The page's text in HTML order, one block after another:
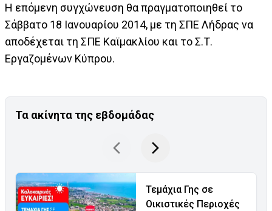
Η επόμενη συγχώνευση θα πραγματοποιηθεί το
Σάββατο 18 Ιανουαρίου 2014, με τη ΣΠΕ Λήδρας να
αποδέχεται τη ΣΠΕ Καϊμακλίου και το Σ.Τ.
Εργαζομένων Κύπρου.
Τα ακίνητα της εβδομάδας
Τεμάχια Γης σε
Οικιστικές Περιοχές